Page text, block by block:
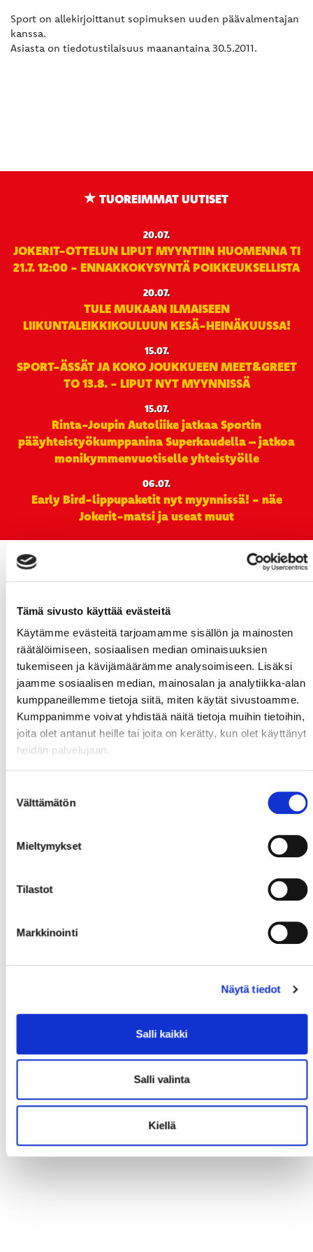
Tämä sivusto käyttää evästeitä
Käytämme evästeitä tarjoamamme sisällön ja mainosten
räätälöimiseen, sosiaalisen median ominaisuuksien
tukemiseen ja kävijämäärämme analysoimiseen. Lisäksi
jaamme sosiaalisen median, mainosalan ja analytiikka-alan
kumppaneillemme tietoja siitä, miten käytät sivustoamme.
Kumppanimme voivat yhdistää näitä tietoja muihin tietoihin,
joita olet antanut heille tai joita on kerätty, kun olet käyttänyt
heidän palvelujaan.
valinta
Välttämätön
Mieltymykset
Tilastot
Markkinointi
Näytä tiedot
Salli kaikki
Salli valinta
Kiellä
Sport on allekirjoittanut sopimuksen uuden päävalmentajan
kanssa.
Asiasta on tiedotustilaisuus maanantaina 30.5.2011.
TUOREIMMAT UUTISET
20.07.
JOKERIT-OTTELUN LIPUT MYYNTIIN HUOMENNA TI
21.7. 12:00 - ENNAKKOKYSYNTÄ POIKKEUKSELLISTA
20.07.
TULE MUKAAN ILMAISEEN
LIIKUNTALEIKKIKOULUUN KESÄ-HEINÄKUUSSA!
15.07.
SPORT-ÄSSÄT JA KOKO JOUKKUEEN MEET&GREET
TO 13.8. - LIPUT NYT MYYNNISSÄ
15.07.
Rinta-Joupin Autoliike jatkaa Sportin
pääyhteistyökumppanina Superkaudella – jatkoa
monikymmenvuotiselle yhteistyölle
06.07.
Early Bird-lippupaketit nyt myynnissä! - näe
Jokerit-matsi ja useat muut